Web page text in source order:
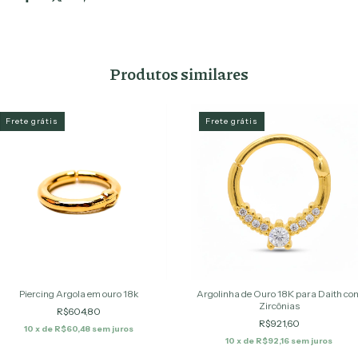
Produtos similares
Frete grátis
Piercing Argola em ouro 18k
R$604,80
10 x de R$60,48 sem juros
Frete grátis
Argolinha de Ouro 18K para Daith
Zircônias
R$921,60
10 x de R$92,16 sem juros